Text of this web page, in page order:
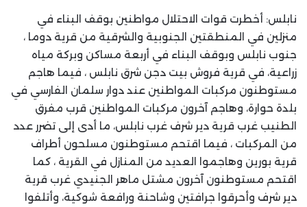
نابلس: أخطرت قوات الاحتلال مواطنين بوقف البناء في
منزلين في المنطقتين الجنوبية والشرقية من قرية دوما ،
جنوب نابلس وبوقف البناء في أربعة مساكن وبركة مياه
زراعية، في قرية فروش بيت دجن شرق نابلس ، فيما هاجم
مستوطنون مركبات المواطنين عند دوار سلمان الفارسي في
بلدة حوارة، وهاجم آخرون مركبات المواطنين قرب مفرق
الطنيب غرب قرية دير شرف غرب نابلس، ما أدى إلى تضرر عدد
من المركبات ، فيما اقتحم مستوطنون مسلحون أطراف
قرية بورين وهاجموا العديد من المنازل في القرية ، كما
اقتحم مستوطنون آخرون مشتل ماهر الجنيدي غرب قرية
دير شرف وأحرقوا جرافتين وشاحنة ورافعة شوكية، وأتلفوا